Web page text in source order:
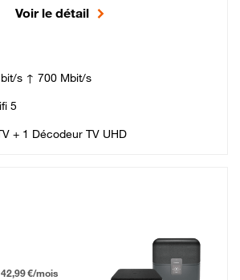
Voir le détail
s ↑ 700 Mbit/s
5
+ 1 Décodeur TV UHD
Fibre
12 mois puis 42,99 € par mois, Engagement 12 mois
42,99 €/mois